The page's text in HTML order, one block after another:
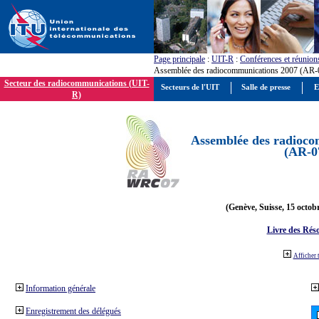
Page principale : UIT-R : Conférences et
Assemblée des radiocommunications 2007
Secteur des radiocommunications (UIT-
R)
Assemblée des
(AR-
(Genève, Suisse, 15
Livre des
Afficher
Information générale
Enregistrement des délégués
Secteurs de l'UIT Salle de presse